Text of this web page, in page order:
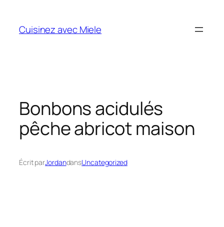
contenu
Cuisinez avec Miele
Bonbons acidulés
pêche abricot maison
Écrit parJordandansUncategorized